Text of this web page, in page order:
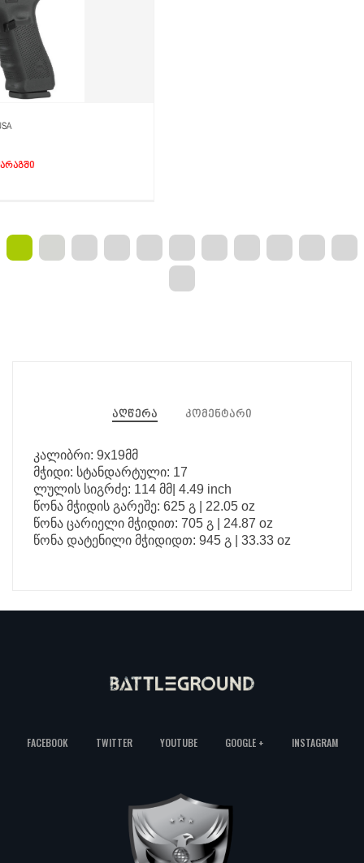
აღწერა კომენტარი
კალიბრი: 9x19მმ
მჭიდი: სტანდარტული: 17
ლულის სიგრძე: 114 მმ| 4.49 inch
წონა მჭიდის გარეშე: 625 გ | 22.05 oz
წონა ცარიელი მჭიდით: 705 გ | 24.87 oz
წონა დატენილი მჭიდიდთ: 945 გ | 33.33 oz
FACEBOOK TWITTER YOUTUBE GOOGLE + INSTAGRAM